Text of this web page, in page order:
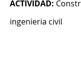
ACTIVIDAD:
ingenieria civil